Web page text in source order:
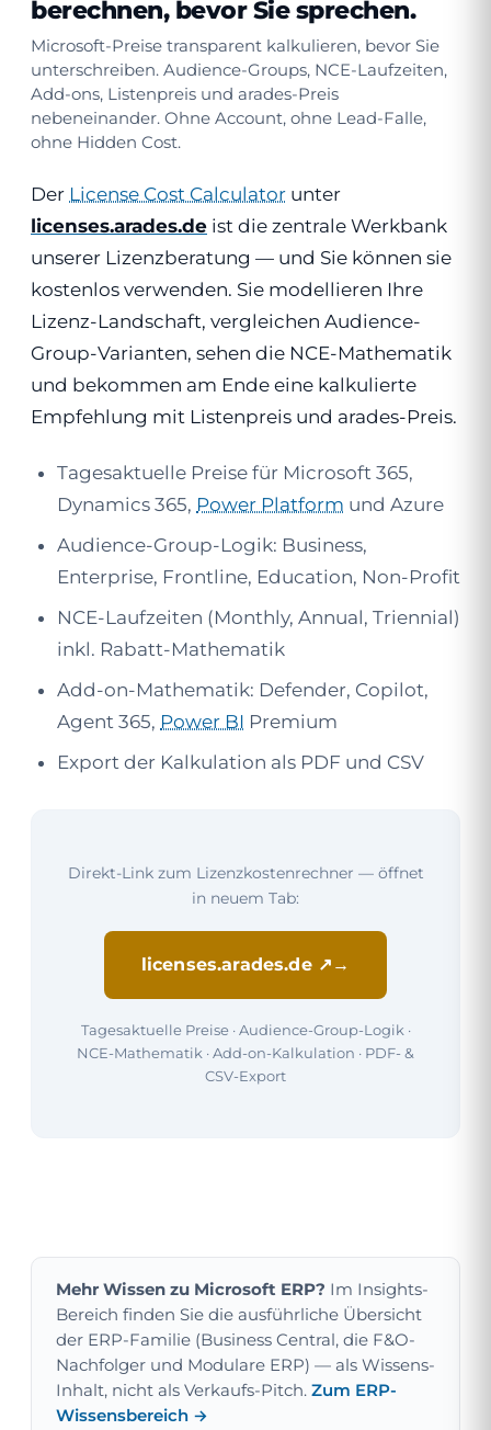
berechnen, bevor Sie sprechen.
Microsoft-Preise transparent kalkulieren, bevor Sie
unterschreiben. Audience-Groups, NCE-Laufzeiten,
Add-ons, Listenpreis und arades-Preis
nebeneinander. Ohne Account, ohne Lead-Falle,
ohne Hidden Cost.
Der License Cost Calculator unter
licenses.arades.de ist die zentrale Werkbank
unserer Lizenzberatung — und Sie können sie
kostenlos verwenden. Sie modellieren Ihre
Lizenz-Landschaft, vergleichen Audience-
Group-Varianten, sehen die NCE-Mathematik
und bekommen am Ende eine kalkulierte
Empfehlung mit Listenpreis und arades-Preis.
Tagesaktuelle Preise für Microsoft 365,
Dynamics 365, Power Platform und Azure
Audience-Group-Logik: Business,
Enterprise, Frontline, Education, Non-Profit
NCE-Laufzeiten (Monthly, Annual, Triennial)
inkl. Rabatt-Mathematik
Add-on-Mathematik: Defender, Copilot,
Agent 365, Power BI Premium
Export der Kalkulation als PDF und CSV
Direkt-Link zum Lizenzkostenrechner — öffnet
in neuem Tab:
licenses.arades.de ↗
Tagesaktuelle Preise · Audience-Group-Logik ·
NCE-Mathematik · Add-on-Kalkulation · PDF- &
CSV-Export
Mehr Wissen zu Microsoft ERP? Im Insights-
Bereich finden Sie die ausführliche Übersicht
der ERP-Familie (Business Central, die F&O-
Nachfolger und Modulare ERP) — als Wissens-
Inhalt, nicht als Verkaufs-Pitch. Zum ERP-
Wissensbereich →